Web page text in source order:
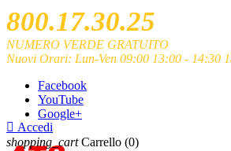
800.17.30.25
NUMERO VERDE GRATUITO
Nuovi Orari: Lun-Ven 09:00 13:00 - 14:30
Facebook
YouTube
Google+
 Accedi
shopping_cart Carrello (0)